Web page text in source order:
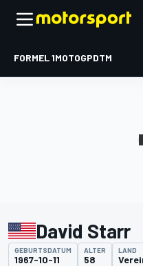
FORMEL 1MOTOGPDTM
David Starr
GEBURTSDATUM
1967-10-11
ALTER
58
LAND